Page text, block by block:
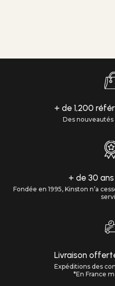
+ de 1,200
Des
+ de 30
Fondée en 1995, Kinston n’a
Livraison
Expéditions des
*En France